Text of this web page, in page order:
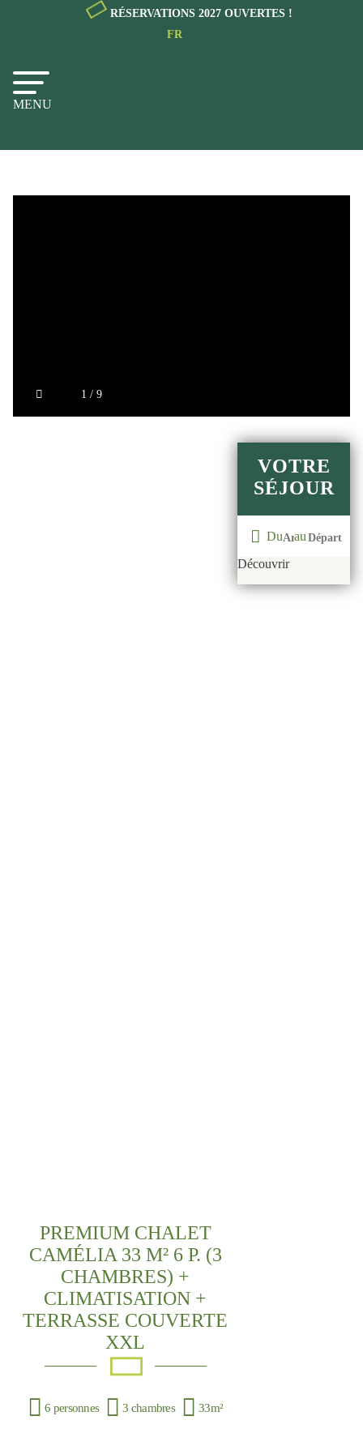
RÉSERVATIONS 2027 OUVERTES !
FR
MENU
1 / 9
PREMIUM CHALET
CAMÉLIA 33 M² 6 P. (3
CHAMBRES) +
CLIMATISATION +
TERRASSE COUVERTE
XXL
6 personnes 3 chambres 33m²
VOTRE
SÉJOUR
Du
au
Découvrir